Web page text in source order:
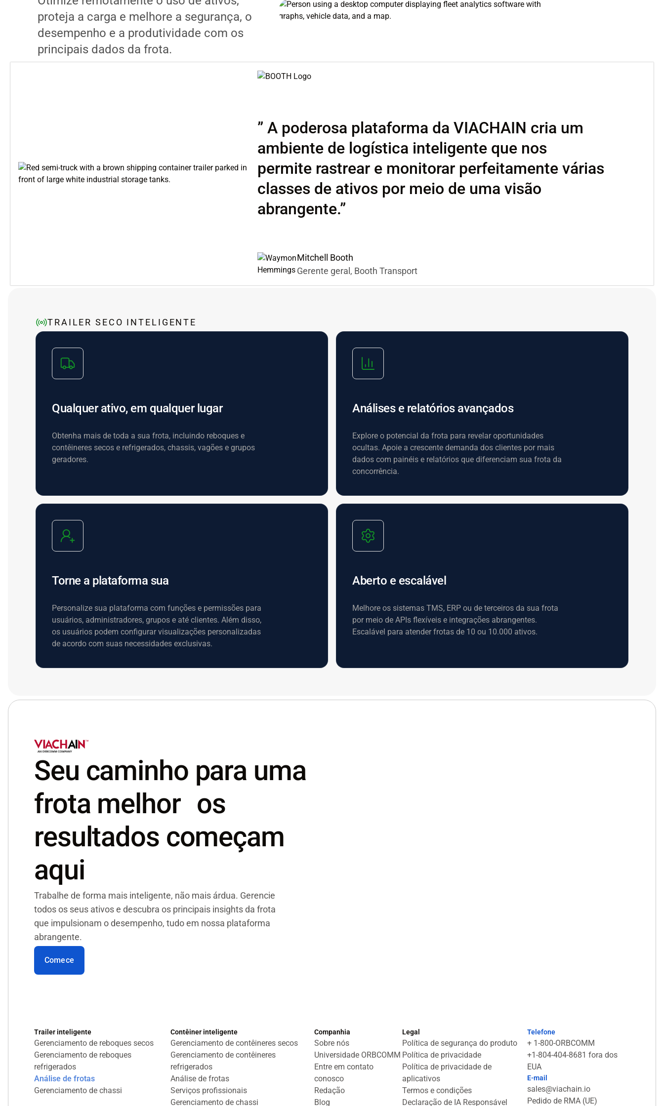
proteja a carga e melhore a segurança, o
desempenho e a produtividade com os
principais dados da frota.
” A poderosa plataforma da VIACHAIN cria um
ambiente de logística inteligente que nos
permite rastrear e monitorar perfeitamente várias
classes de ativos por meio de uma visão
abrangente.”
Mitchell Booth
Gerente geral, Booth Transport
TRAILER SECO INTELIGENTE
Qualquer ativo, em qualquer lugar
Obtenha mais de toda a sua frota, incluindo reboques e
contêineres secos e refrigerados, chassis, vagões e grupos
geradores.
Análises e relatórios avançados
Explore o potencial da frota para revelar oportunidades
ocultas. Apoie a crescente demanda dos clientes por mais
dados com painéis e relatórios que diferenciam sua frota da
concorrência.
Torne a plataforma sua
Personalize sua plataforma com funções e permissões para
usuários, administradores, grupos e até clientes. Além disso,
os usuários podem configurar visualizações personalizadas
de acordo com suas necessidades exclusivas.
Aberto e escalável
Melhore os sistemas TMS, ERP ou de terceiros da sua frota
por meio de APIs flexíveis e integrações abrangentes.
Escalável para atender frotas de 10 ou 10.000 ativos.
Seu caminho para uma
frota melhor os
resultados começam
aqui
Trabalhe de forma mais inteligente, não mais árdua. Gerencie
todos os seus ativos e descubra os principais insights da frota
que impulsionam o desempenho, tudo em nossa plataforma
abrangente.
Comece
Trailer inteligente
Gerenciamento de reboques secos
Gerenciamento de reboques
refrigerados
Análise de frotas
Gerenciamento de chassi
Contêiner inteligente
Gerenciamento de contêineres secos
Gerenciamento de contêineres
refrigerados
Análise de frotas
Serviços profissionais
Gerenciamento de chassi
Companhia
Sobre nós
Universidade ORBCOMM
Entre em contato
conosco
Redação
Blog
Legal
Política de segurança do produto
Política de privacidade
Política de privacidade de
aplicativos
Termos e condições
Declaração de IA Responsável
Telefone
+ 1-800-ORBCOMM
+1-804-404-8681 fora dos
EUA
E-mail
sales@viachain.io
Pedido de RMA (UE)